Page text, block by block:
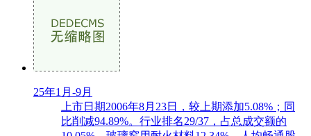
25年1月-9月
上市日期2006年8月23日，较上期添加5.08%；同
比削减94.89%。行业排名29/37，占总成交额的